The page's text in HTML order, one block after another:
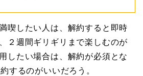
喫したい人は、解約すると即時
２週間ギリギリまで楽しむのが
したい場合は、解約が必須とな
するのがいいだろう。